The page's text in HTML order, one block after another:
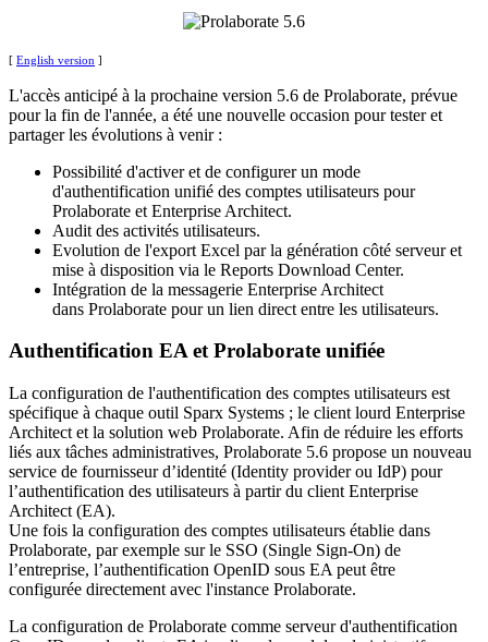
[ English version ]
L'accès anticipé à la prochaine version 5.6 de Prolaborate, prévue
pour la fin de l'année, a été une nouvelle occasion pour tester et
partager les évolutions à venir :
Possibilité d'activer et de configurer un mode
d'authentification unifié des comptes utilisateurs pour
Prolaborate et Enterprise Architect.
Audit des activités utilisateurs.
Evolution de l'export Excel par la génération côté serveur et
mise à disposition via le Reports Download Center.
Intégration de la messagerie Enterprise Architect
dans Prolaborate pour un lien direct entre les utilisateurs.
Authentification EA et Prolaborate unifiée
La configuration de l'authentification des comptes utilisateurs est
spécifique à chaque outil Sparx Systems ; le client lourd Enterprise
Architect et la solution web Prolaborate. Afin de réduire les efforts
liés aux tâches administratives, Prolaborate 5.6 propose un nouveau
service de fournisseur d’identité (Identity provider ou IdP) pour
l’authentification des utilisateurs à partir du client Enterprise
Architect (EA).
Une fois la configuration des comptes utilisateurs établie dans
Prolaborate, par exemple sur le SSO (Single Sign-On) de
l’entreprise, l’authentification OpenID sous EA peut être
configurée directement avec l'instance Prolaborate.
La configuration de Prolaborate comme serveur d'authentification